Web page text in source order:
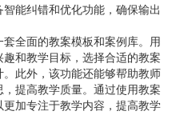
能纠错和优化功能，确保输出
全面的教案模板和案例库。用
和教学目标，选择合适的教案
此外，该功能还能够帮助教师
提高教学质量。通过使用教案
加专注于教学内容，提高教学